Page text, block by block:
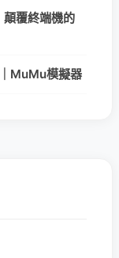
覆終端機的
MuMu模擬器